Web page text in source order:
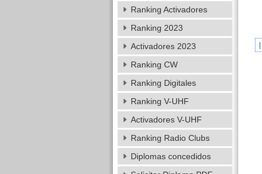
Ranking Activadores
Ranking 2023
Activadores 2023
Ranking CW
Ranking Digitales
Ranking V-UHF
Activadores V-UHF
Ranking Radio Clubs
Diplomas concedidos